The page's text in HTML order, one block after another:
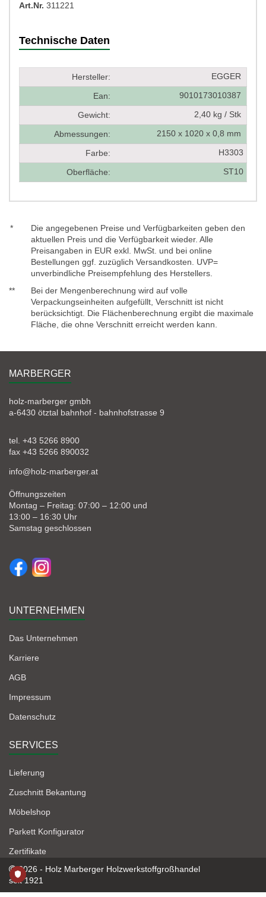
Art.Nr. 311221
Technische Daten
Hersteller: EGGER
Ean: 9010173010387
Gewicht: 2,40 kg / Stk
Abmessungen: 2150 x 1020 x 0,8 mm
Farbe: H3303
Oberfläche: ST10
*
Die angegebenen Preise und Verfügbarkeiten geben den
aktuellen Preis und die Verfügbarkeit wieder. Alle
Preisangaben in EUR exkl. MwSt. und bei online
Bestellungen ggf. zuzüglich Versandkosten. UVP=
unverbindliche Preisempfehlung des Herstellers.
**
Bei der Mengenberechnung wird auf volle
Verpackungseinheiten aufgefüllt, Verschnitt ist nicht
berücksichtigt. Die Flächenberechnung ergibt die maximale
Fläche, die ohne Verschnitt erreicht werden kann.
MARBERGER
holz-marberger gmbh
a-6430 ötztal bahnhof - bahnhofstrasse 9
tel. +43 5266 8900
fax +43 5266 890032
info@holz-marberger.at
Öffnungszeiten
Montag – Freitag: 07:00 – 12:00 und
13:00 – 16:30 Uhr
Samstag geschlossen
UNTERNEHMEN
Das Unternehmen
Karriere
AGB
Impressum
Datenschutz
SERVICES
Lieferung
Zuschnitt Bekantung
Möbelshop
Parkett Konfigurator
Zertifikate
2026 - Holz Marberger Holzwerkstoffgroßhandel
seit 1921